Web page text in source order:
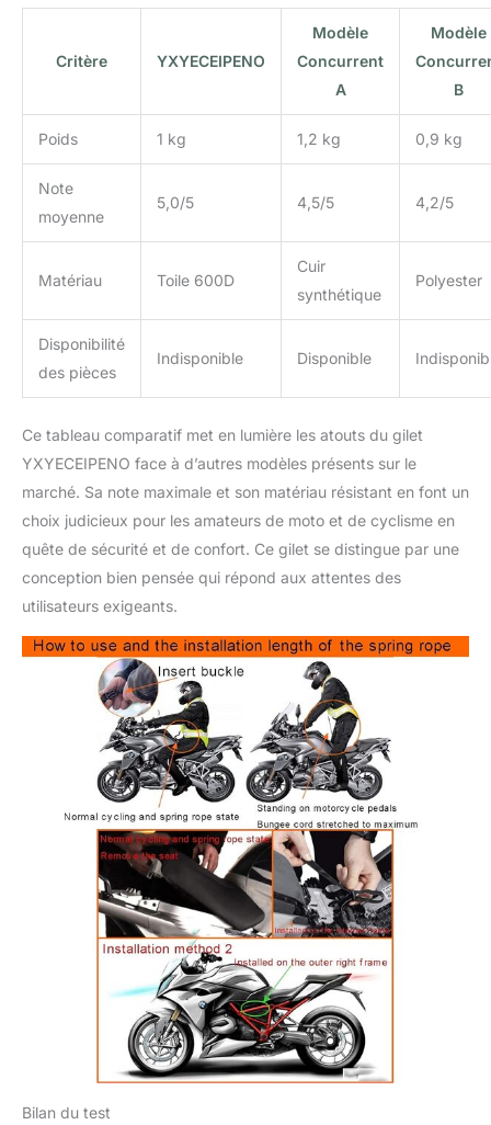
Critère YXYECEIPENO
Modèle
Concurrent
A
Modèle
B
Poids 1 kg 1,2 kg 0,9 kg
Note
moyenne
5,0/5 4,5/5 4,2/5
Matériau Toile 600D
Cuir
synthétique
Polyester
Disponibilité
des pièces
Indisponible Disponible
Ce tableau comparatif met en lumière les atouts du gilet
YXYECEIPENO face à d’autres modèles présents sur le
marché. Sa note maximale et son matériau résistant en font un
choix judicieux pour les amateurs de moto et de cyclisme en
quête de sécurité et de confort. Ce gilet se distingue par une
conception bien pensée qui répond aux attentes des
utilisateurs exigeants.
Bilan du test